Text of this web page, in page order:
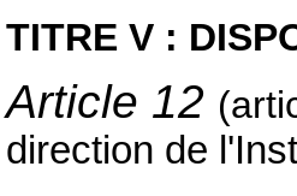
TITRE V :
Article 12
direction de